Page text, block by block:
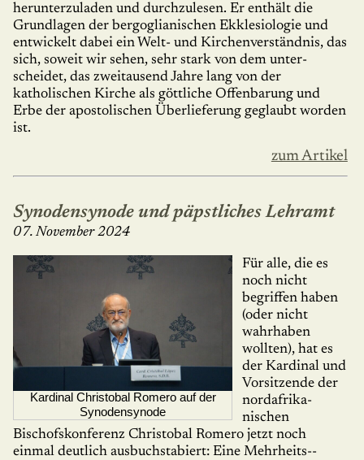
herunterzuladen und durchzulesen. Er enthält die
Grundlagen der bergoglianischen Ekklesiologie und
entwickelt dabei ein Welt- und Kirchenverständnis, das
sich, soweit wir sehen, sehr stark von dem unter­
scheidet, das zweitausend Jahre lang von der
katholischen Kirche als göttliche Offen­barung und
Erbe der apostolischen Überlieferung geglaubt worden
ist.
zum Artikel
Synodensynode und päpstliches Lehramt
07. November 2024
Kardinal Christobal Romero auf der
Synodensynode
Für alle, die es
noch nicht
begriffen haben
(oder nicht
wahrhaben
wollten), hat es
der Kardinal und
Vorsitzende der
nordafrika­
nischen
Bischofskonferenz Christobal Romero jetzt noch
einmal deutlich ausbuchstabiert: Eine Mehr­heits-­